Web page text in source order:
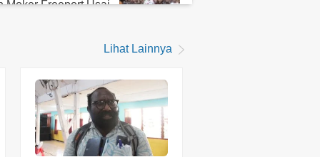
Moker Freeport Usai
Kabupaten
Ijin Pertambangan
ke Provinsi
Lihat Lainnya